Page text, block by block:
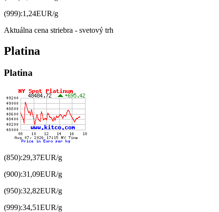
(999):1,24EUR/g
Aktuálna cena striebra - svetový trh
Platina
Platina
(850):29,37EUR/g
(900):31,09EUR/g
(950):32,82EUR/g
(999):34,51EUR/g